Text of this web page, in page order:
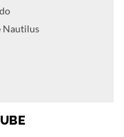
Nautilus